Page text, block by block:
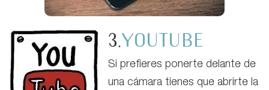
3.YOUTUBE
Si prefieres ponerte delante de
una cámara tienes que abrirte la